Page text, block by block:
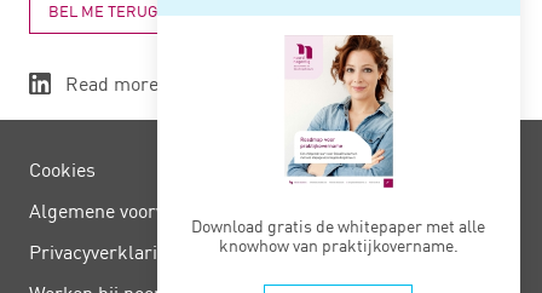
Download gratis de whitepaper met alle
knowhow van praktijkovername.
BEL ME TERUG
Read more
Cookies
Algemene voorwaarden
Privacy­verklaring